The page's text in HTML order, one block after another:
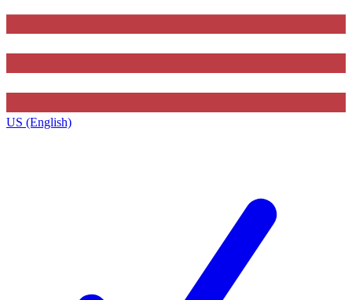
US (English)